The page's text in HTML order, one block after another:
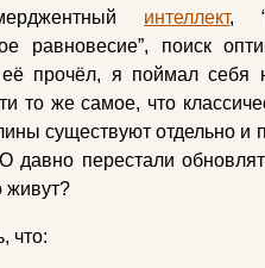
интеллект,
равновесие”, поиск
прочёл, я поймал себя
то же самое, что
существуют отдельно и
давно перестали
живут?
что: